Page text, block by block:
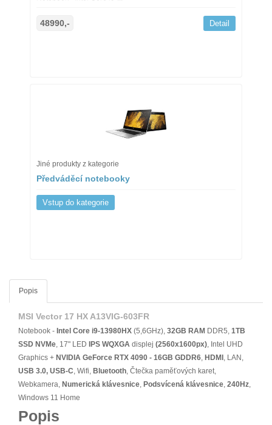
48990,- Detail
Jiné produkty z kategorie
Předváděcí notebooky
Vstup do kategorie
Popis
MSI Vector 17 HX A13VIG-603FR
Notebook - Intel Core i9-13980HX (5,6GHz), 32GB RAM DDR5, 1TB
SSD NVMe, 17" LED IPS WQXGA displej (2560x1600px), Intel UHD
Graphics + NVIDIA GeForce RTX 4090 - 16GB GDDR6, HDMI , LAN,
USB 3.0, USB-C, Wifi, Bluetooth, Čtečka paměťových karet,
Webkamera, Numerická klávesnice, Podsvícená klávesnice, 240Hz,
Windows 11 Home
Popis